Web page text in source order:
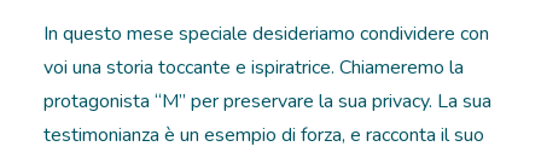
In questo mese speciale desideriamo condividere con
voi una storia toccante e ispiratrice. Chiameremo la
protagonista “M” per preservare la sua privacy. La sua
testimonianza è un esempio di forza, e racconta il suo